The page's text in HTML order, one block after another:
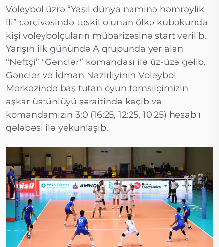
Voleybol üzrə “Yaşıl dünya naminə həmrəylik
ili” çərçivəsində təşkil olunan ölkə kubokunda
kişi voleybolçuların mübarizəsinə start verilib.
Yarışın ilk günündə A qrupunda yer alan
“Neftçi” “Gənclər” komandası ilə üz-üzə gəlib.
Gənclər və İdman Nazirliyinin Voleybol
Mərkəzində baş tutan oyun təmsilçimizin
aşkar üstünlüyü şəraitində keçib və
komandamızın 3:0 (16:25, 12:25, 10:25) hesablı
qələbəsi ilə yekunlaşıb.